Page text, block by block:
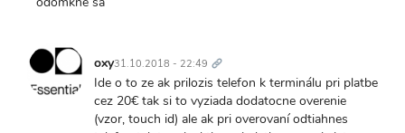
oxy31.10.2018 - 22:49 odkaz
Ide o to ze ak prilozis telefon k terminálu pri platbe
cez 20€ tak si to vyziada dodatocne overenie
(vzor, touch id) ale ak pri overovaní odtiahnes